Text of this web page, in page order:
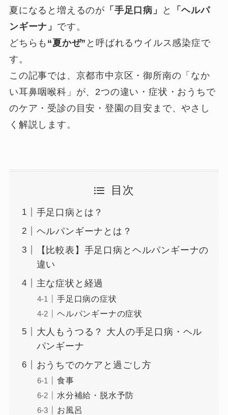
夏になると増えるのが 「手足口病」 と
「ヘルパ
ンギーナ」 です。
どちらも “夏かぜ” と呼ばれるウイルス感染症で
す。
この記事では、京都市中京区・御所南の「なか
い耳鼻咽喉科」が、2つの違い・症状・おうちで
のケア・受診の目安・登園の目安まで、やさし
く解説します。
目次
手足口病とは？
ヘルパンギーナとは？
【比較表】手足口病とヘルパンギーナの
違い
主な症状と経過
手足口病の症状
ヘルパンギーナの症状
大人もうつる？ 大人の手足口病・ヘル
パンギーナ
おうちでのケアと過ごし方
食事
水分補給・脱水予防
お風呂